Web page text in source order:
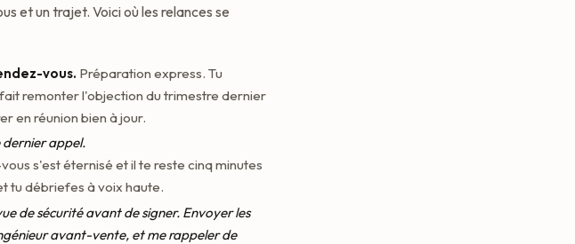
et un trajet. Voici où les relances se
vous. Préparation express. Tu
remonter l'objection du trimestre dernier
en réunion bien à jour.
dernier appel.
s'est éternisé et il te reste cinq minutes
tu débriefes à voix haute.
de sécurité avant de signer. Envoyer les
avant-vente, et me rappeler de